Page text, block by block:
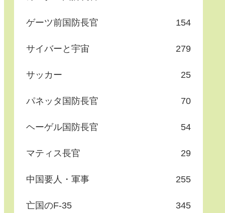
ゲーツ前国防長官 154
サイバーと宇宙 279
サッカー 25
パネッタ国防長官 70
ヘーゲル国防長官 54
マティス長官 29
中国要人・軍事 255
亡国のF-35 345